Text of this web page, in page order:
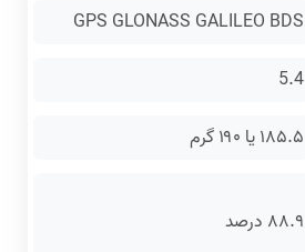
GPS GLONASS GALILEO BDS
5.4
۱۸۵.۵ یا ۱۹۰ گرم
۸۸.۹ درصد